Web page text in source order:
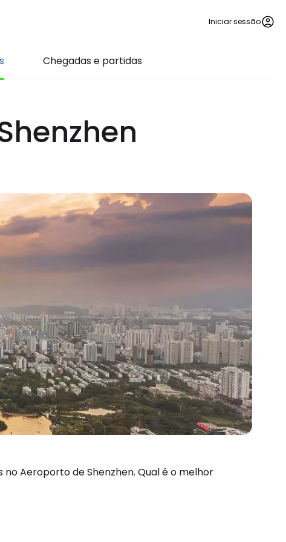
Iniciar sessão
Chegadas e partidas
Aeroporto de Shenzhen. Qual é o melhor